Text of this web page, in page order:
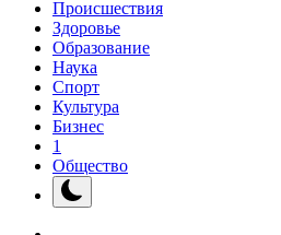
Происшествия
Здоровье
Образование
Наука
Спорт
Культура
Бизнес
1
Общество